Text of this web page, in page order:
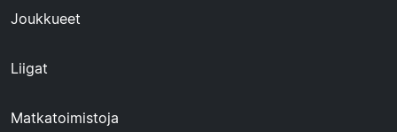
Joukkueet
Liigat
Matkatoimistoja